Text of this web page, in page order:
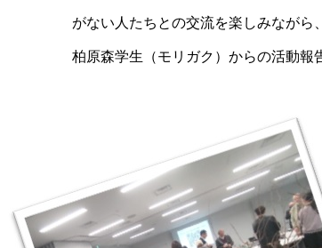
がない人たちとの交流を楽しみながら、
柏原森学生（モリガク）からの活動報告